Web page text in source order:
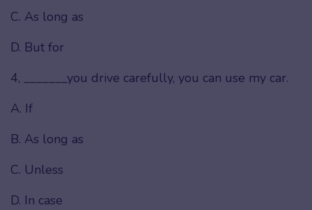
C. As long as
D. But for
4, _______you drive carefully, you can use my car.
A. If
B. As long as
C. Unless
D. In case